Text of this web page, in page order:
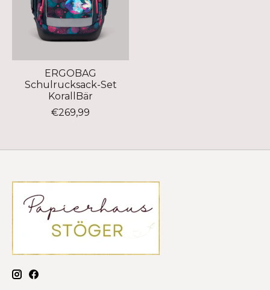
ERGOBAG
Schulrucksack-Set
KorallBär
€269,99